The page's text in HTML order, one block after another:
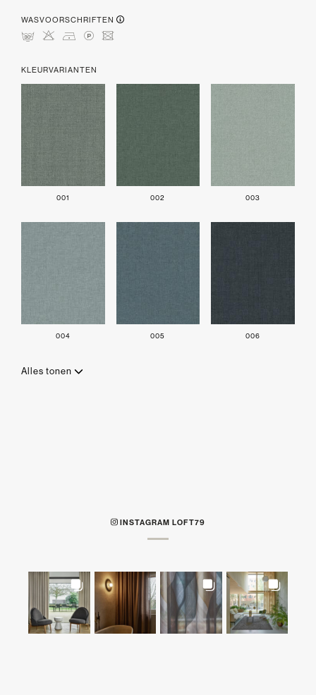
WASVOORSCHRIFTEN
mHDLU
KLEURVARIANTEN
001 002 003
004 005 006
Alles tonen
INSTAGRAM LOFT79